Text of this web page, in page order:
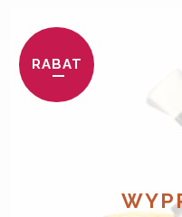
RABAT